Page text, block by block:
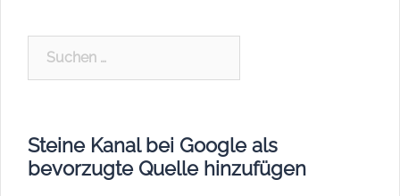
Steine Kanal bei Google als
bevorzugte Quelle hinzufügen